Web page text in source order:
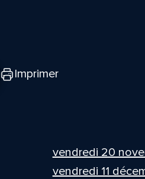
Imprimer
vendredi 20
vendredi 11